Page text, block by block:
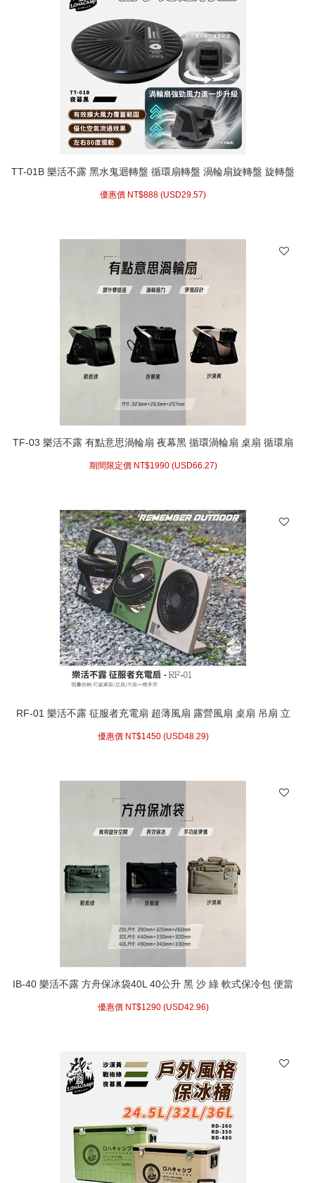
TT-01B 樂活不露 黑水鬼迴轉盤 循環扇轉盤 渦輪扇旋轉盤 旋轉盤
優惠價 NT$888 (USD29.57)
TF-03 樂活不露 有點意思渦輪扇 夜幕黑 循環渦輪扇 桌扇 循環扇
期間限定價 NT$1990 (USD66.27)
RF-01 樂活不露 征服者充電扇 超薄風扇 露營風扇 桌扇 吊扇 立
優惠價 NT$1450 (USD48.29)
IB-40 樂活不露 方舟保冰袋40L 40公升 黑 沙 綠 軟式保冷包 便當
幫手 IB-40G IB-40B IB-40S
優惠價 NT$1290 (USD42.96)